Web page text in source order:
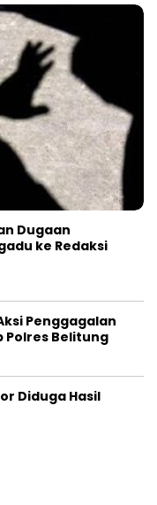
Dugaan
ke Redaksi
Penggagalan
Polres Belitung
Diduga Hasil